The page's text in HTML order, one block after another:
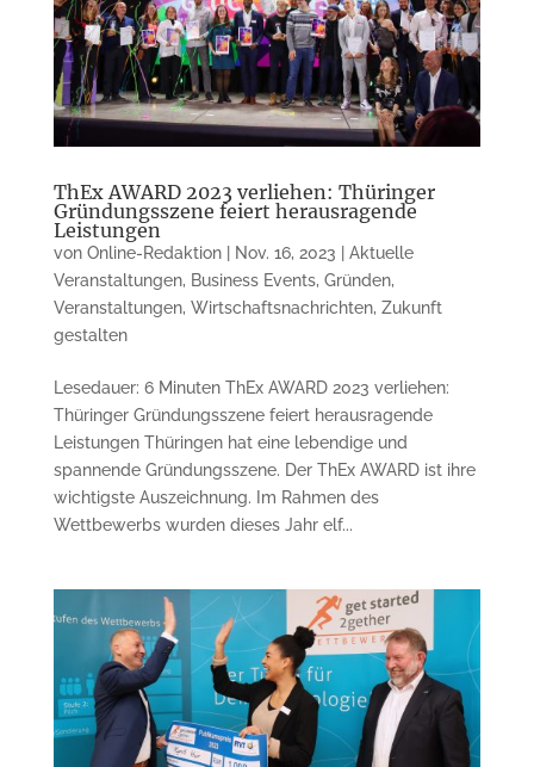
ThEx AWARD 2023 verliehen: Thüringer
Gründungsszene feiert herausragende
Leistungen
von Online-Redaktion| Nov. 16, 2023
Aktuelle
Veranstaltungen, Business Events, Gründen,
Veranstaltungen, Wirtschaftsnachrichten, Zukunft
gestalten
Lesedauer: 6 Minuten ThEx AWARD 2023 verliehen:
Thüringer Gründungsszene feiert herausragende
Leistungen Thüringen hat eine lebendige und
spannende Gründungsszene. Der ThEx AWARD ist ihre
wichtigste Auszeichnung. Im Rahmen des
Wettbewerbs wurden dieses Jahr elf...